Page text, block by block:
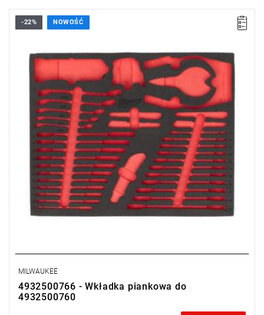
-22% NOWOŚĆ
MILWAUKEE
4932500766 - Wkładka piankowa do
4932500760